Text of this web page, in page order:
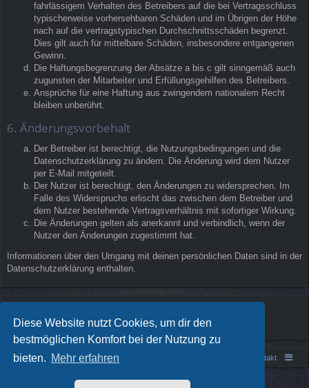
Diese Website nutzt Cookies, um dir den
bestmöglichen Komfort bei der Nutzung zu
bieten. Mehr erfahren
fahrlässigem Verhalten des Betreibers auf die bei Vertragsschluss
typischerweise vorhersehbaren Schäden und im Übrigen der Höhe
nach auf die vertragstypischen Durchschnittsschäden begrenzt.
Dies gilt auch für mittelbare Schäden, insbesondere entgangenen
Gewinn.
Die Haftungsbegrenzung der Absätze a bis c gilt sinngemäß auch
zugunsten der Mitarbeiter und Erfüllungsgehilfen des Betreibers.
Ansprüche für eine Haftung aus zwingendem nationalem Recht
bleiben unberührt.
6. Änderungsvorbehalt
Der Betreiber ist berechtigt, die Nutzungsbedingungen und die
Datenschutzerklärung zu ändern. Die Änderung wird dem Nutzer
per E-Mail mitgeteilt.
Der Nutzer ist berechtigt, den Änderungen zu widersprechen. Im
Falle des Widerspruchs erlischt das zwischen dem Betreiber und
dem Nutzer bestehende Vertragsverhältnis mit sofortiger Wirkung.
Die Änderungen gelten als anerkannt und verbindlich, wenn der
Nutzer den Änderungen zugestimmt hat.
Informationen über den Umgang mit deinen persönlichen Daten sind in der
Datenschutzerklärung enthalten.
Portal Foren-Übersicht Kontakt
Powered byphpBB® Forum Software © phpBB Limited